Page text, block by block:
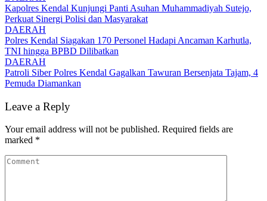
Kapolres Kendal Kunjungi Panti Asuhan Muhammadiyah Sutejo,
Perkuat Sinergi Polisi dan Masyarakat
DAERAH
Polres Kendal Siagakan 170 Personel Hadapi Ancaman Karhutla,
TNI hingga BPBD Dilibatkan
DAERAH
Patroli Siber Polres Kendal Gagalkan Tawuran Bersenjata Tajam, 4
Pemuda Diamankan
Leave a Reply
Your email address will not be published. Required fields are
marked *